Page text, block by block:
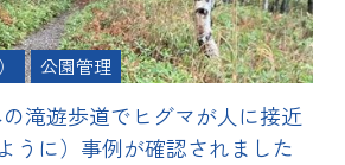
公園管理
滝遊歩道でヒグマが人に接近
うに）事例が確認されました